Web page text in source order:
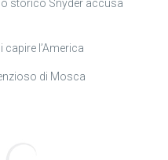
storico Snyder accusa
capire l’America
di Mosca